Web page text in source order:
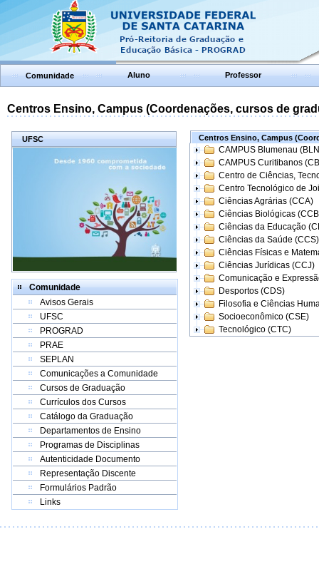
Comunidade Aluno Professor
Centros Ensino, Campus (Coordenações, cursos de
UFSC
Comunidade
Avisos Gerais
UFSC
PROGRAD
PRAE
SEPLAN
Comunicações a Comunidade
Cursos de Graduação
Currículos dos Cursos
Catálogo da Graduação
Departamentos de Ensino
Programas de Disciplinas
Autenticidade Documento
Representação Discente
Formulários Padrão
Links
Centros Ensino, Campus
CAMPUS Blumenau
CAMPUS Curitibanos
Centro de Ciências,
Centro Tecnológico de
Ciências Agrárias (CCA)
Ciências Biológicas
Ciências da Educação
Ciências da Saúde (CCS)
Ciências Físicas e
Ciências Jurídicas (CCJ)
Comunicação e
Desportos (CDS)
Filosofia e Ciências
Socioeconômico (CSE)
Tecnológico (CTC)